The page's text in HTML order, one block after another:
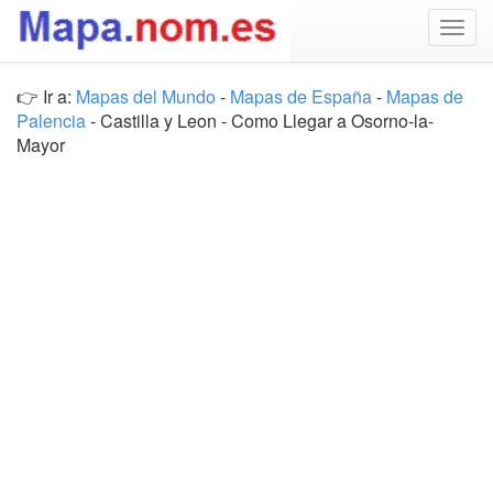
👉 Ir a: Mapas del Mundo - Mapas de España- Mapas de
Palencia- Castilla y Leon - Como Llegar a Osorno-la-
Mayor